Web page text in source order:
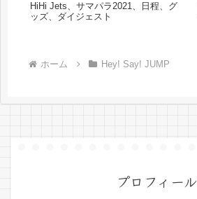
HiHi Jets、サマパラ2021、日程、グ
ッズ、ダイジェスト
ホーム Hey! Say! JUMP
プロフィール